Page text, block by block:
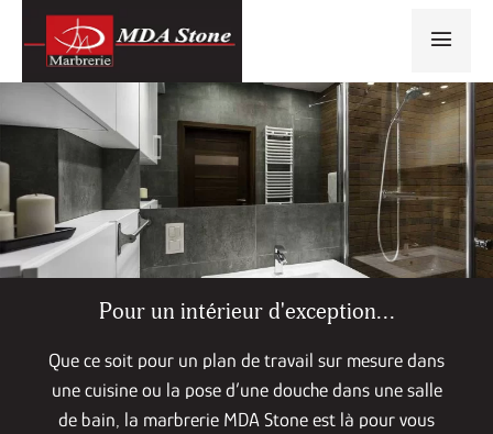
Pour un intérieur d'exception...
Que ce soit pour un plan de travail sur mesure dans
une cuisine ou la pose d’une douche dans une salle
de bain, la marbrerie MDA Stone est là pour vous